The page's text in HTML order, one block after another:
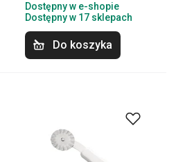
Dostępny w e-shopie
Dostępny w 17 sklepach
Do koszyka